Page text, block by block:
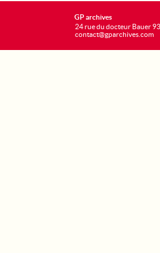
GP archives
24 rue du docteur Bauer
contact@gparchives.com